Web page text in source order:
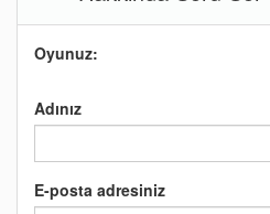
Oyunuz:
Adınız
E-posta adresiniz